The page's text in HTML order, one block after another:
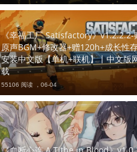
《幸福工厂 Satisfactory》v1.2.2.2-
原声BGM+修改器+赠120h+成长性
安装中文版【单机+联机】丨中文版
载
55106 阅读 ， 06-04